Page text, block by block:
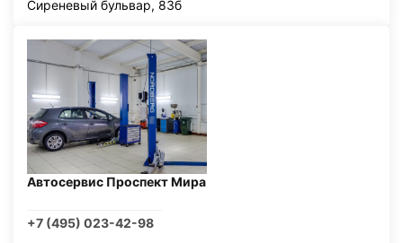
Сиреневый бульвар, 83б
Автосервис Проспект Мира
+7 (495) 023-42-98